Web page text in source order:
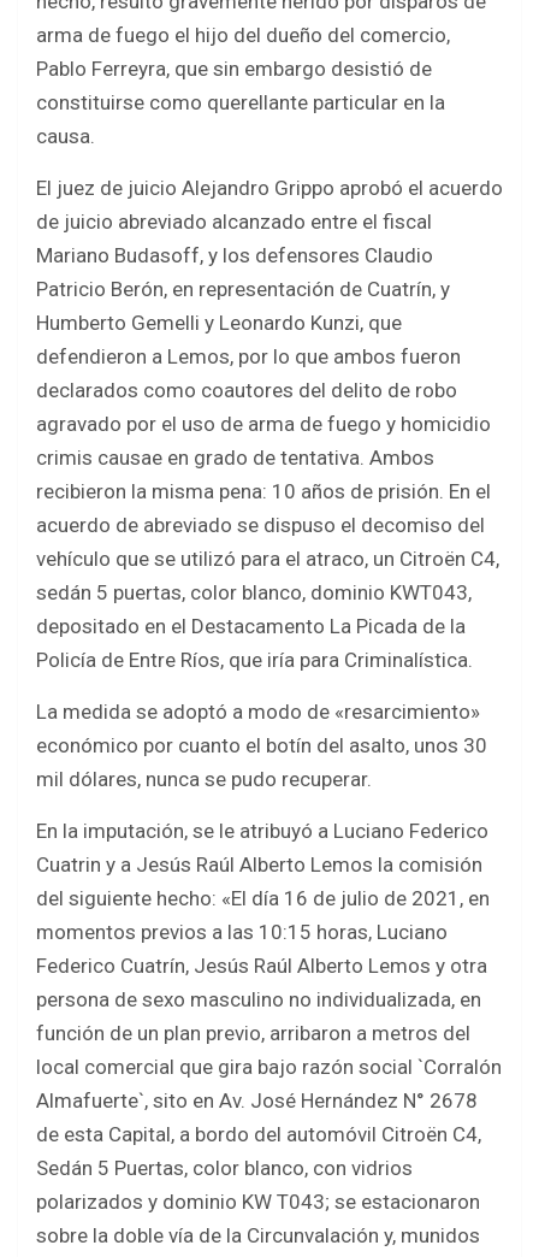
arma de fuego el hijo del dueño del comercio,
Pablo Ferreyra, que sin embargo desistió de
constituirse como querellante particular en la
causa.
El juez de juicio Alejandro Grippo aprobó el acuerdo
de juicio abreviado alcanzado entre el fiscal
Mariano Budasoff, y los defensores Claudio
Patricio Berón, en representación de Cuatrín, y
Humberto Gemelli y Leonardo Kunzi, que
defendieron a Lemos, por lo que ambos fueron
declarados como coautores del delito de robo
agravado por el uso de arma de fuego y homicidio
crimis causae en grado de tentativa. Ambos
recibieron la misma pena: 10 años de prisión. En el
acuerdo de abreviado se dispuso el decomiso del
vehículo que se utilizó para el atraco, un Citroën C4,
sedán 5 puertas, color blanco, dominio KWT043,
depositado en el Destacamento La Picada de la
Policía de Entre Ríos, que iría para Criminalística.
La medida se adoptó a modo de «resarcimiento»
económico por cuanto el botín del asalto, unos 30
mil dólares, nunca se pudo recuperar.
En la imputación, se le atribuyó a Luciano Federico
Cuatrin y a Jesús Raúl Alberto Lemos la comisión
del siguiente hecho: «El día 16 de julio de 2021, en
momentos previos a las 10:15 horas, Luciano
Federico Cuatrín, Jesús Raúl Alberto Lemos y otra
persona de sexo masculino no individualizada, en
función de un plan previo, arribaron a metros del
local comercial que gira bajo razón social `Corralón
Almafuerte`, sito en Av. José Hernández N° 2678
de esta Capital, a bordo del automóvil Citroën C4,
Sedán 5 Puertas, color blanco, con vidrios
polarizados y dominio KW T043; se estacionaron
sobre la doble vía de la Circunvalación y, munidos